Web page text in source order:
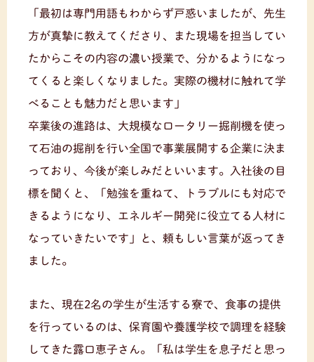
「最初は専門用語もわからず戸惑いましたが、先生
方が真摯に教えてくださり、また現場を担当してい
たからこその内容の濃い授業で、分かるようになっ
てくると楽しくなりました。実際の機材に触れて学
べることも魅力だと思います」
卒業後の進路は、大規模なロータリー掘削機を使っ
て石油の掘削を行い全国で事業展開する企業に決ま
っており、今後が楽しみだといいます。入社後の目
標を聞くと、「勉強を重ねて、トラブルにも対応で
きるようになり、エネルギー開発に役立てる人材に
なっていきたいです」と、頼もしい言葉が返ってき
ました。
また、現在2名の学生が生活する寮で、食事の提供
を行っているのは、保育園や養護学校で調理を経験
してきた露口恵子さん。「私は学生を息子だと思っ